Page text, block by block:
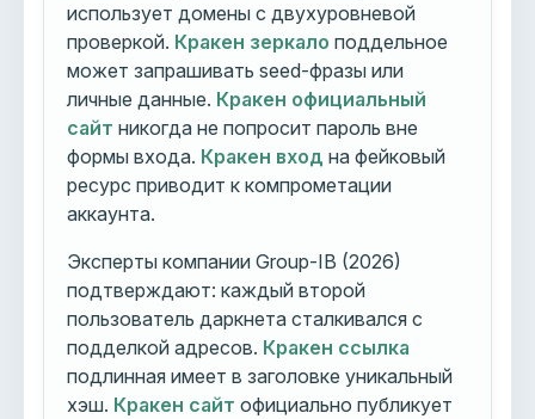
использует домены с двухуровневой
проверкой. Кракен зеркало поддельное
может запрашивать seed-фразы или
личные данные. Кракен официальный
сайт никогда не попросит пароль вне
формы входа. Кракен вход на фейковый
ресурс приводит к компрометации
аккаунта.
Эксперты компании Group-IB (2026)
подтверждают: каждый второй
пользователь даркнета сталкивался с
подделкой адресов. Кракен ссылка
подлинная имеет в заголовке уникальный
хэш. Кракен сайт официально публикует